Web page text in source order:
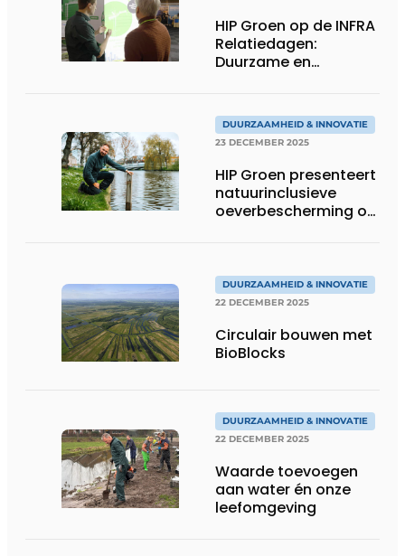
HIP Groen op de INFRA
Relatiedagen:
Duurzame en
DUURZAAMHEID & INNOVATIE
23 DECEMBER 2025
HIP Groen presenteert
natuurinclusieve
oeverbescherming op
DUURZAAMHEID & INNOVATIE
22 DECEMBER 2025
Circulair bouwen met
BioBlocks
DUURZAAMHEID & INNOVATIE
22 DECEMBER 2025
Waarde toevoegen
aan water én onze
leefomgeving